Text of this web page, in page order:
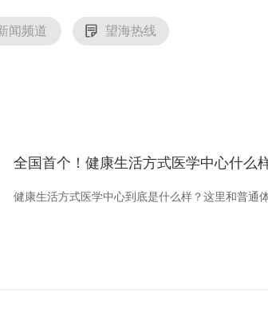
闻频道 望海热线
全国首个！健康生活方式医学中心什么
健康生活方式医学中心到底是什么样？这里和普通